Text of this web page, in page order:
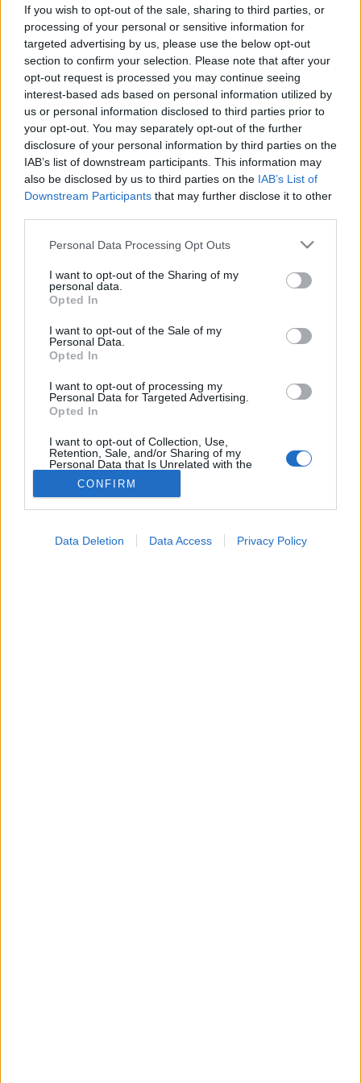
If you wish to opt-out of the sale, sharing to third parties, or
processing of your personal or sensitive information for
targeted advertising by us, please use the below opt-out
section to confirm your selection. Please note that after your
opt-out request is processed you may continue seeing
interest-based ads based on personal information utilized by
us or personal information disclosed to third parties prior to
your opt-out. You may separately opt-out of the further
disclosure of your personal information by third parties on the
IAB’s list of downstream participants. This information may
also be disclosed by us to third parties on the IAB’s List of
Downstream Participants that may further disclose it to other
Please note that this website/app uses one or more Google
not limited to your visit or usage behaviour. You may click to
grant or deny consent to Google and its third-party tags to
use your data for below specified purposes in below Google
consent section.
Personal Data Processing Opt Outs
I want to opt-out of the Sharing of my
personal data.
Opted In
I want to opt-out of the Sale of my
Personal Data.
Opted In
I want to opt-out of processing my
Personal Data for Targeted Advertising.
Opted In
I want to opt-out of Collection, Use,
Retention, Sale, and/or Sharing of my
Personal Data that Is Unrelated with the
Purposes for which it was collected.
Opted Out
CONFIRM
Data Deletion Data Access Privacy Policy
cukorbetegség
2025. február 06. 18:54
Küldés Küldés Messengeren